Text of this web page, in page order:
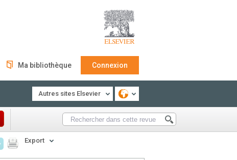
Ma bibliothèque Connexion
Autres sites Elsevier
Export